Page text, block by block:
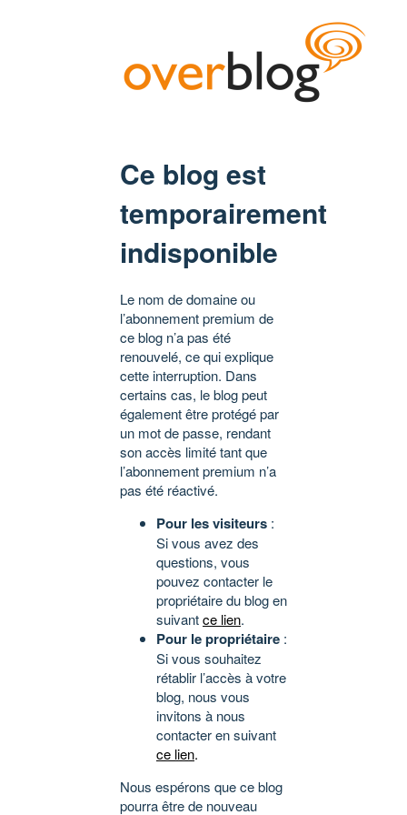
Ce blog est
temporairement
indisponible
Le nom de domaine ou
l’abonnement premium de
ce blog n’a pas été
renouvelé, ce qui explique
cette interruption. Dans
certains cas, le blog peut
également être protégé par
un mot de passe, rendant
son accès limité tant que
l’abonnement premium n’a
pas été réactivé.
Pour les visiteurs :
Si vous avez des
questions, vous
pouvez contacter le
propriétaire du blog en
suivantce lien.
Pour le propriétaire :
Si vous souhaitez
rétablir l’accès à votre
blog, nous vous
invitons à nous
contacter en suivant
ce lien.
Nous espérons que ce blog
pourra être de nouveau